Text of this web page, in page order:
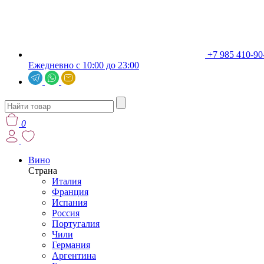
+7 985 410-
Ежедневно с 10:00 до 23:00
0
Вино
Страна
Италия
Франция
Испания
Россия
Португалия
Чили
Германия
Аргентина